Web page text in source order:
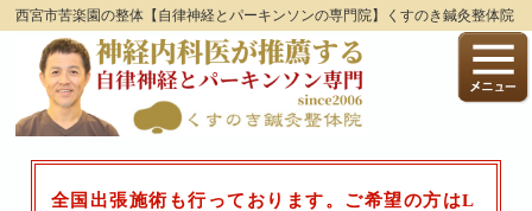
西宮市苦楽園の整体【自律神経とパーキンソンの専門院】くすのき鍼灸整体院
全国出張施術も行っております。ご希望の方はL